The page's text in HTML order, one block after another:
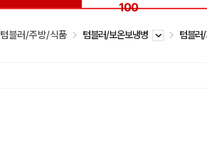
100
텀블러/주방/식품 텀블러/보온보냉병 텀블러